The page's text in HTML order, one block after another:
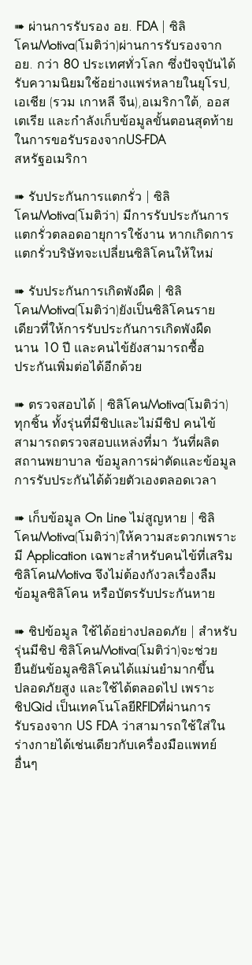
➠ ผ่านการรับรอง อย. FDA | ซิลิ
โคนMotiva(โมติว่า)ผ่านการรับรองจาก
อย. กว่า 80 ประเทศทั่วโลก ซึ่งปัจจุบันได้
รับความนิยมใช้อย่างแพร่หลายในยุโรป,
เอเชีย (รวม เกาหลี จีน),อเมริกาใต้, ออส
เตเรีย และกำลังเก็บข้อมูลขั้นตอนสุดท้าย
ในการขอรับรองจากUS-FDA
สหรัฐอเมริกา
➠ รับประกันการแตกรั่ว | ซิลิ
โคนMotiva(โมติว่า) มีการรับประกันการ
แตกรั่วตลอดอายุการใช้งาน หากเกิดการ
แตกรั่วบริษัทจะเปลี่ยนซิลิโคนให้ใหม่
➠ รับประกันการเกิดพังผืด | ซิลิ
โคนMotiva(โมติว่า)ยังเป็นซิลิโคนราย
เดียวที่ให้การรับประกันการเกิดพังผืด
นาน 10 ปี และคนไข้ยังสามารถซื้อ
ประกันเพิ่มต่อได้อีกด้วย
➠ ตรวจสอบได้ | ซิลิโคนMotiva(โมติว่า)
ทุกชิ้น ทั้งรุ่นที่มีชิปและไม่มีชิป คนไข้
สามารถตรวจสอบแหล่งที่มา วันที่ผลิต
สถานพยาบาล ข้อมูลการผ่าตัดและข้อมูล
การรับประกันได้ด้วยตัวเองตลอดเวลา
➠ เก็บข้อมูล On Line ไม่สูญหาย | ซิลิ
โคนMotiva(โมติว่า)ให้ความสะดวกเพราะ
มี Application เฉพาะสำหรับคนไข้ที่เสริม
ซิลิโคนMotiva จึงไม่ต้องกังวลเรื่องลืม
ข้อมูลซิลิโคน หรือบัตรรับประกันหาย
➠ ชิปข้อมูล ใช้ได้อย่างปลอดภัย | สำหรับ
รุ่นมีชิป ซิลิโคนMotiva(โมติว่า)จะช่วย
ยืนยันข้อมูลซิลิโคนได้แม่นยำมากขึ้น
ปลอดภัยสูง และใช้ได้ตลอดไป เพราะ
ชิปQid เป็นเทคโนโลยีRFIDที่ผ่านการ
รับรองจาก US FDA ว่าสามารถใช้ใส่ใน
ร่างกายได้เช่นเดียวกับเครื่องมือแพทย์
อื่นๆ